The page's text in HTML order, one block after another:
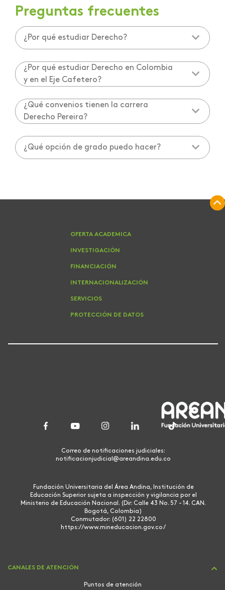
Preguntas frecuentes
¿Por qué estudiar Derecho?
¿Por qué estudiar Derecho en Colombia
y en el Eje Cafetero?
¿Qué convenios tienen la carrera
Derecho Pereira?
¿Qué opción de grado puedo hacer?
OFERTA ACADEMICA
INVESTIGACIÓN
FINANCIACIÓN
INTERNACIONALIZACIÓN
SERVICIOS
PROTECCIÓN DE DATOS
Correo de notificaciones judiciales:
notificacionjudicial@areandina.edu.co
Fundación Universitaria del Área Andina, Institución de
Educación Superior sujeta a inspección y vigilancia por el
Ministerio de Educación Nacional. (Dir: Calle 43 No. 57 - 14. CAN.
Bogotá, Colombia)
Conmutador: (601) 22 22800
https://www.mineducacion.gov.co/
CANALES DE ATENCIÓN
Puntos de atención